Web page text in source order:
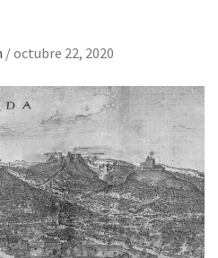
/octubre 22, 2020